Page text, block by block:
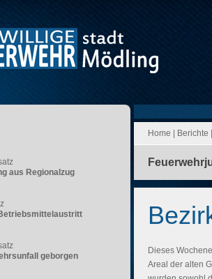
Home Berichte
Dieses
Areal der alten
aus Regionalzug
geborgen